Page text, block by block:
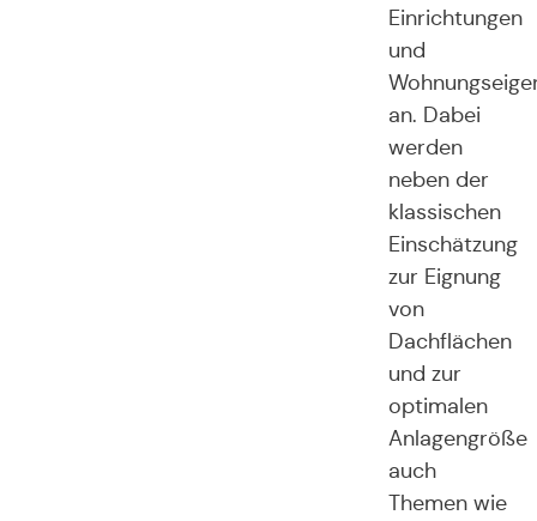
Einrichtungen
und
an. Dabei
werden
neben der
klassischen
Einschätzung
zur Eignung
von
Dachflächen
und zur
optimalen
Anlagengröße
auch
Themen wie